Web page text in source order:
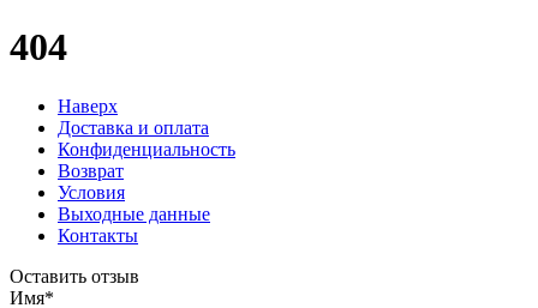
404
Наверх
Доставка и оплата
Конфиденциальность
Возврат
Условия
Выходные данные
Контакты
Оставить отзыв
Имя*